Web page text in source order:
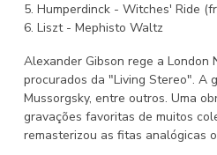
5. Humperdinck - Witches' Ride
6. Liszt - Mephisto Waltz
Alexander Gibson rege a
procurados da "Living Stereo". A
Mussorgsky, entre outros. Uma
gravações favoritas de muitos
remasterizou as fitas analógicas